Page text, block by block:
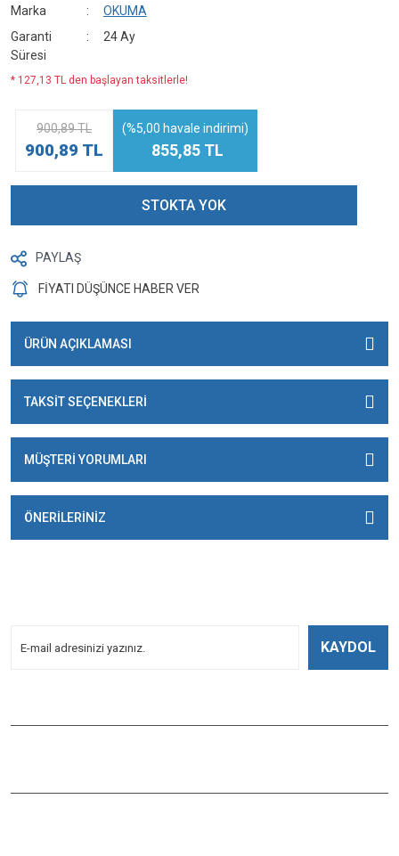
Marka
OKUMA
Garanti
Süresi
24 Ay
* 127,13 TL den başlayan taksitlerle!
900,89 TL
900,89 TL
(%5,00 havale indirimi)
855,85 TL
STOKTA YOK
PAYLAŞ
FİYATI DÜŞÜNCE HABER VER
ÜRÜN AÇIKLAMASI
TAKSİT SEÇENEKLERİ
MÜŞTERİ YORUMLARI
ÖNERİLERİNİZ
KAYDOL